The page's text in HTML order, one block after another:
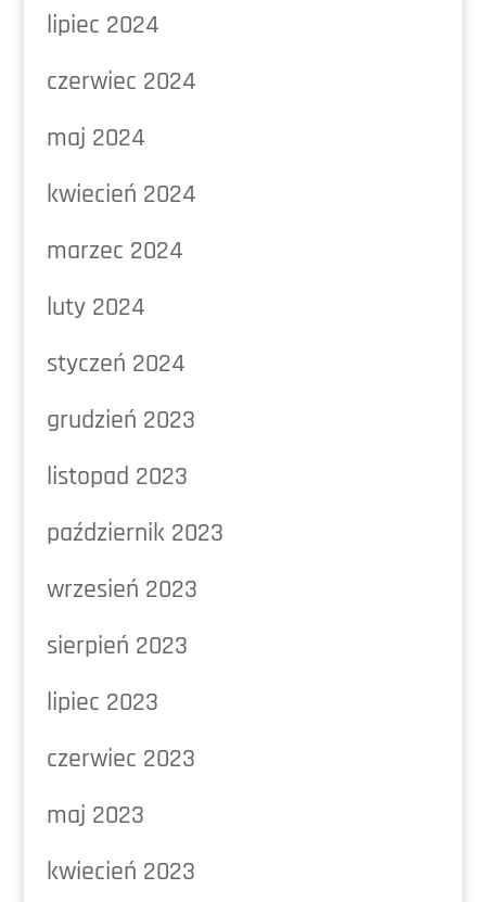
lipiec 2024
czerwiec 2024
maj 2024
kwiecień 2024
marzec 2024
luty 2024
styczeń 2024
grudzień 2023
listopad 2023
październik 2023
wrzesień 2023
sierpień 2023
lipiec 2023
czerwiec 2023
maj 2023
kwiecień 2023